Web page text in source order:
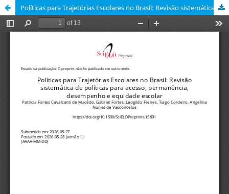
Políticas para Trajetórias Escolares no Brasil: Revisão sistemática de políticas para acesso, permanência, desempenho e equidade escolar